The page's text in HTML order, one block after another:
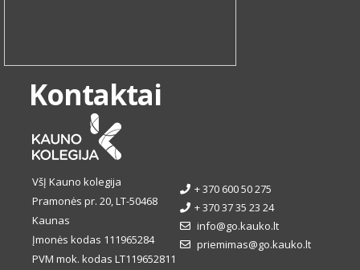
Kontaktai
VšĮ Kauno kolegija
Pramonės pr. 20, LT-50468
Kaunas
Įmonės kodas 111965284
PVM mok. kodas LT119652811
+ 370 600 50 275
+ 370 37 35 23 24
info@go.kauko.lt
priemimas@go.kauko.lt